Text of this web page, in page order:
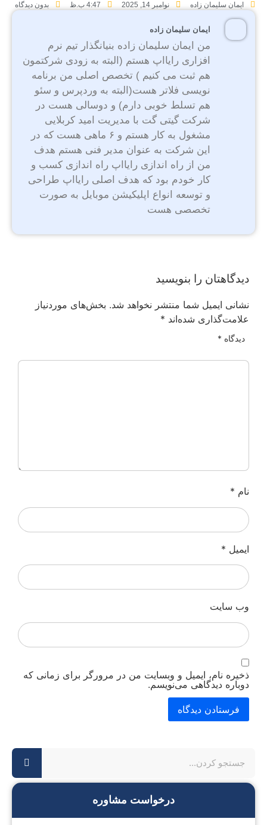
ایمان سلیمان زاده نوامبر 14, 2025 4:47 ب.ظ بدون دیدگاه
ایمان سلیمان زاده
من ایمان سلیمان زاده بنیانگذار تیم نرم
افزاری رایااپ هستم (البته به زودی شرکتمون
هم ثبت می کنیم ) تخصص اصلی من برنامه
نویسی فلاتر هست(البته به وردپرس و سئو
هم تسلط خوبی دارم) و دوسالی هست در
شرکت گیتی گت با مدیریت امید کربلایی
مشغول به کار هستم و ۶ ماهی هست که در
این شرکت به عنوان مدیر فنی هستم هدف
من از راه اندازی رایااپ راه اندازی کسب و
کار خودم بود که هدف اصلی رایااپ طراحی
و توسعه انواع اپلیکیشن موبایل به صورت
تخصصی هست
دیدگاهتان را بنویسید
نشانی ایمیل شما منتشر نخواهد شد. بخش‌های موردنیاز
علامت‌گذاری شده‌اند *
دیدگاه *
نام *
ایمیل *
وب‌ سایت
ذخیره نام، ایمیل و وبسایت من در مرورگر برای زمانی که
دوباره دیدگاهی می‌نویسم.
درخواست مشاوره